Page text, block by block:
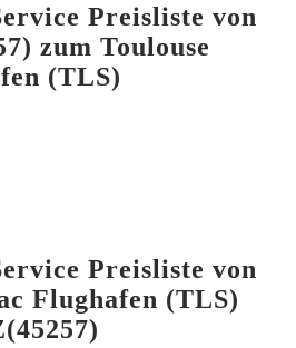
Preisliste von
zum Toulouse
(TLS)
Preisliste von
Flughafen (TLS)